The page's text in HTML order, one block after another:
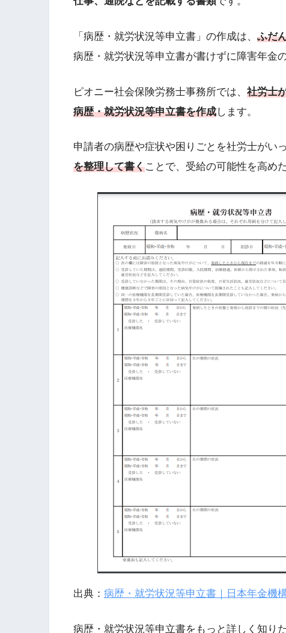
「病歴・就労状況等申立書」の作成は、 ふだ
病歴・就労状況等申立書が書けずに障害年金
ピオニー社会保険労務士事務所では、 社労士
病歴・就労状況等申立書を作成します。
申請者の病歴や症状や困りごとを社労士がい
を整理して書くことで、受給の可能性を高め
出典： 病歴・就労状況等申立書｜日本年金機
病歴・就労状況等申立書をもっと詳しく知り